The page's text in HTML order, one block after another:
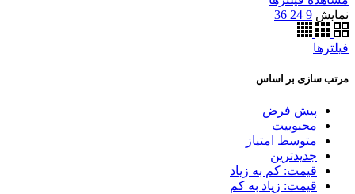
نمایش 9
24
36
فیلترها
مرتب سازی بر اساس
پیش فرض
محبوبیت
متوسط امتیاز
جدیدترین
قیمت: کم به زیاد
قیمت: زیاد به کم